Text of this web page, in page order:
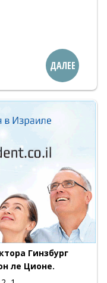
ДАЛЕЕ
Гинзбург
ле Ционе.